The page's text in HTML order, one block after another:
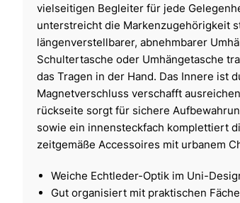
vielseitigen Begleiter für jede
unterstreicht die Markenzugehörigkeit
längenverstellbarer, abnehmbarer
Schultertasche oder Umhängetasche
das Tragen in der Hand. Das Innere ist
Magnetverschluss verschafft
rückseite sorgt für sichere
sowie ein innensteckfach komplettiert
zeitgemäße Accessoires mit urbanem
Weiche Echtleder-Optik im Uni-
Gut organisiert mit praktischen